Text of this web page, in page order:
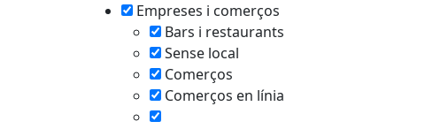
Empreses i comerços
Bars i restaurants
Sense local
Comerços
Comerços en línia